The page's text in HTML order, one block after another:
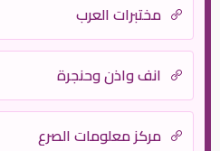
مختبرات العرب
انف واذن وحنجرة
مركز معلومات الصرع